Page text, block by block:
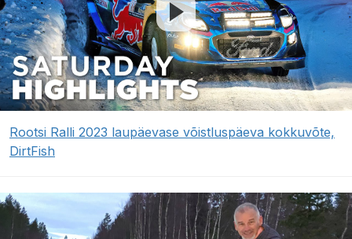
Rootsi Ralli 2023 laupäevase võistluspäeva kokkuvõte,
DirtFish